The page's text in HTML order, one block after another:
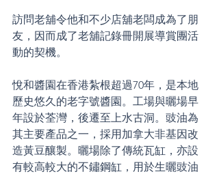
訪問老舖令他和不少店舖老闆成為了朋
友，因而成了老舖記錄冊開展導賞團活
動的契機。
悅和醬園在香港紮根超過70年，是本地
歷史悠久的老字號醬園。工場與曬場早
年設於荃灣，後遷至上水古洞。豉油為
其主要產品之一，採用加拿大非基因改
造黃豆釀製。曬場除了傳統瓦缸，亦設
有較高較大的不鏽鋼缸，用於生曬豉油